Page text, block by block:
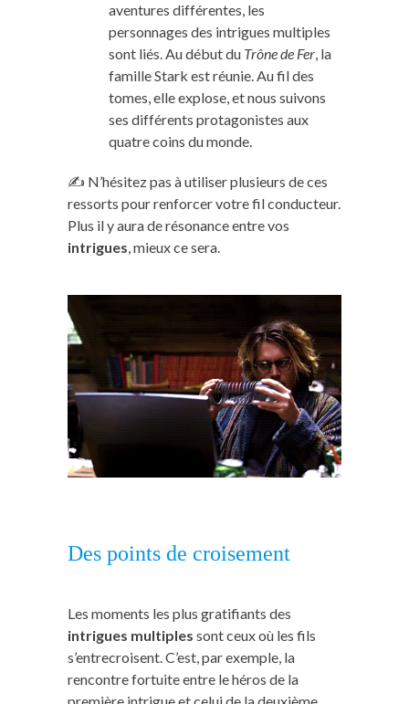
aventures différentes, les
personnages des intrigues multiples
sont liés. Au début du Trône de Fer, la
famille Stark est réunie. Au fil des
tomes, elle explose, et nous suivons
ses différents protagonistes aux
quatre coins du monde.
✍️ N’hésitez pas à utiliser plusieurs de ces
ressorts pour renforcer votre fil conducteur.
Plus il y aura de résonance entre vos
intrigues, mieux ce sera.
Des points de croisement
Les moments les plus gratifiants des
intrigues multiples sont ceux où les fils
s’entrecroisent. C’est, par exemple, la
rencontre fortuite entre le héros de la